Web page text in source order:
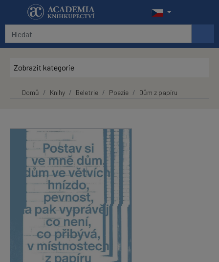
Přeskočit na hlavní obsah
Zobrazit kategorie
Domů Knihy Beletrie Poezie Dům z papíru